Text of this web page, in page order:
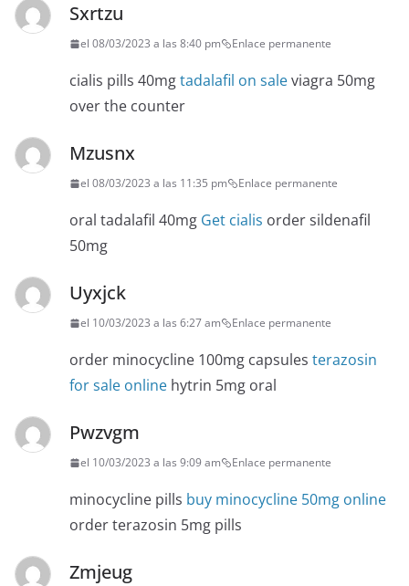
Sxrtzu
el 08/03/2023 a las 8:40 pm Enlace permanente
cialis pills 40mgtadalafil on saleviagra 50mg
over the counter
Mzusnx
el 08/03/2023 a las 11:35 pm Enlace permanente
oral tadalafil 40mg Get cialis order sildenafil
50mg
Uyxjck
el 10/03/2023 a las 6:27 am Enlace permanente
order minocycline 100mg capsules terazosin
for sale online hytrin 5mg oral
Pwzvgm
el 10/03/2023 a las 9:09 am Enlace permanente
minocycline pills buy minocycline 50mg online
order terazosin 5mg pills
Zmjeug